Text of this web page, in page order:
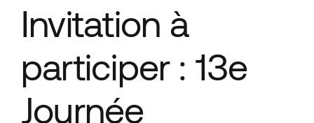
Invitation à
participer : 13e
Journée